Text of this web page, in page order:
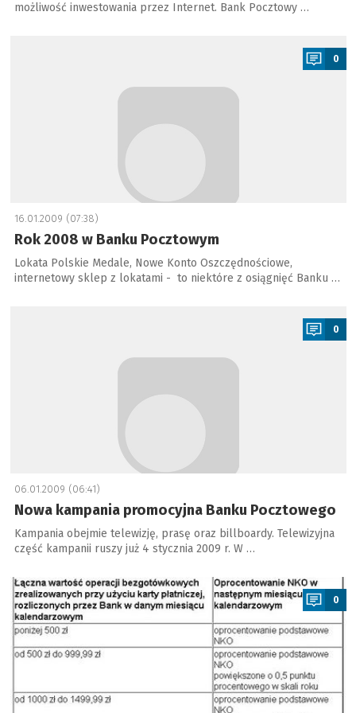
możliwość inwestowania przez Internet. Bank Pocztowy …
0
16.01.2009 (07:38)
Rok 2008 w Banku Pocztowym
Lokata Polskie Medale, Nowe Konto Oszczędnościowe,
internetowy sklep z lokatami - to niektóre z osiągnięć Banku …
0
06.01.2009 (06:41)
Nowa kampania promocyjna Banku Pocztowego
Kampania obejmie telewizję, prasę oraz billboardy. Telewizyjna
część kampanii ruszy już 4 stycznia 2009 r. W …
a
0